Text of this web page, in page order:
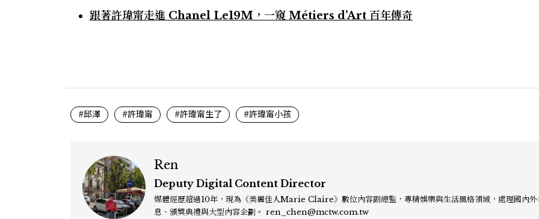
跟著許瑋甯走進 Chanel Le19M，一窺 Métiers d’Art 百年傳奇
#邱澤 #許瑋甯 #許瑋甯生了 #許瑋甯小孩
Ren
Deputy Digital Content Director
媒體經歷超過10年，現為《美麗佳人Marie Claire》數位內容副總監，專精娛樂與生活風格領域，處理國內外
息、頒獎典禮與大型內容企劃。 ren_chen@mctw.com.tw